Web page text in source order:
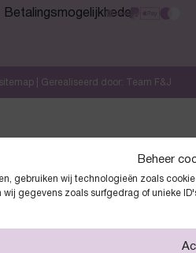
Beheer
gebruiken wij technologieën zoals
gegevens zoals surfgedrag of unieke
Betalingsmogelijkheden
| Gerealiseerd door: Team F&J